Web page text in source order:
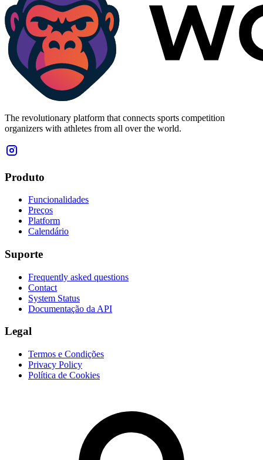
The revolutionary platform that connects sports competition
organizers with athletes from all over the world.
Produto
Funcionalidades
Preços
Platform
Calendário
Suporte
Frequently asked questions
Contact
System Status
Documentação da API
Legal
Termos e Condições
Privacy Policy
Política de Cookies